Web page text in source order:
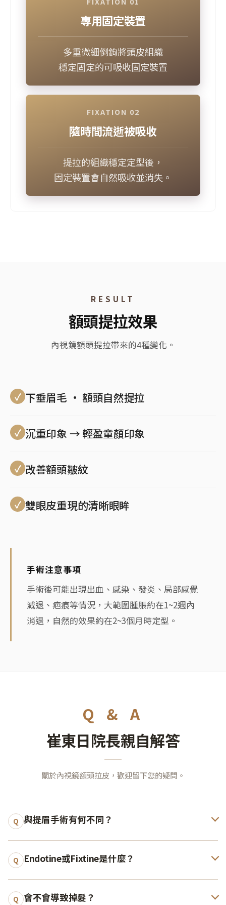
專用固定裝置
多重微細倒鉤將頭皮組織
穩定固定的可吸收固定裝置
FIXATION 02
隨時間流逝被吸收
提拉的組織穩定定型後，
固定裝置會自然吸收並消失。
RESULT
額頭提拉效果
內視鏡額頭提拉帶來的4種變化。
下垂眉毛 · 額頭自然提拉
沉重印象 → 輕盈童顏印象
改善額頭皺紋
雙眼皮重現的清晰眼眸
手術注意事項
手術後可能出現出血、感染、發炎、局部感覺
減退、疤痕等情況，大範圍腫脹約在1~2週內
消退，自然的效果約在2~3個月時定型。
Q & A
崔東日院長親自解答
關於內視鏡額頭拉皮，歡迎留下您的疑問。
Q 與提眉手術有何不同？
Q Endotine或Fixtine是什麼？
Q 會不會導致掉髮？